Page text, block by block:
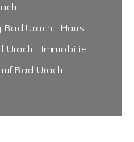
Bad Urach
Haus
Urach
Immobilie
Bad Urach